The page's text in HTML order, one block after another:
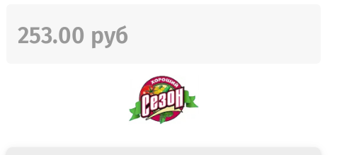
253.00 руб